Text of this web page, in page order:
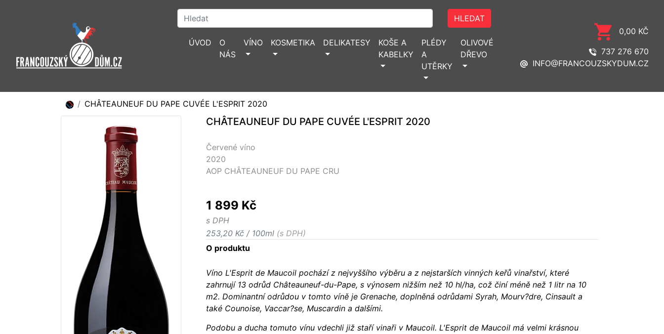
HLEDAT
ÚVOD
O
NÁS
VÍNO KOSMETIKA DELIKATESY
KOŠE A
KABELKY
PLÉDY
A
UTĚRKY
OLIVOVÉ
DŘEVO
0,00 KČ
737 276 670
INFO@FRANCOUZSKYDUM.CZ
CHÂTEAUNEUF DU PAPE CUVÉE L'ESPRIT 2020
CHÂTEAUNEUF DU PAPE CUVÉE L'ESPRIT 2020
Červené víno
2020
AOP CHÂTEAUNEUF DU PAPE CRU
1 899 Kč
s DPH
253,20 Kč / 100ml (s DPH)
O produktu
Víno L'Esprit de Maucoil pochází z nejvyššího výběru a z nejstarších vinných keřů vinařství, které
zahrnují 13 odrůd Châteauneuf-du-Pape, s výnosem nižším než 10 hl/ha, což činí méně než 1 litr na 10
m2. Dominantní odrůdou v tomto víně je Grenache, doplněná odrůdami Syrah, Mourv?dre, Cinsault a
také Counoise, Vaccar?se, Muscardin a dalšími.
Podobu a ducha tomuto vínu vdechli již staří vinaři v Maucoil. L'Esprit de Maucoil má velmi krásnou